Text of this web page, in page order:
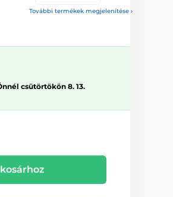
További termékek megjelenítése ›
csütörtökön 8. 13.